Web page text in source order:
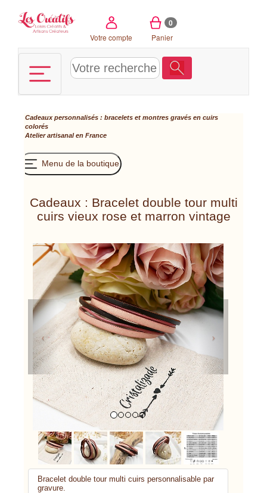
Votre compte
0
Panier
Cadeaux personnalisés : bracelets et montres gravés en cuirs
colorés
Atelier artisanal en France
Menu de la boutique
Cadeaux : Bracelet double tour multi
cuirs vieux rose et marron vintage
Previous Next
Bracelet double tour multi cuirs personnalisable par
gravure.